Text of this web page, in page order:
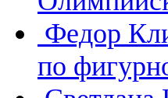
Федор
по